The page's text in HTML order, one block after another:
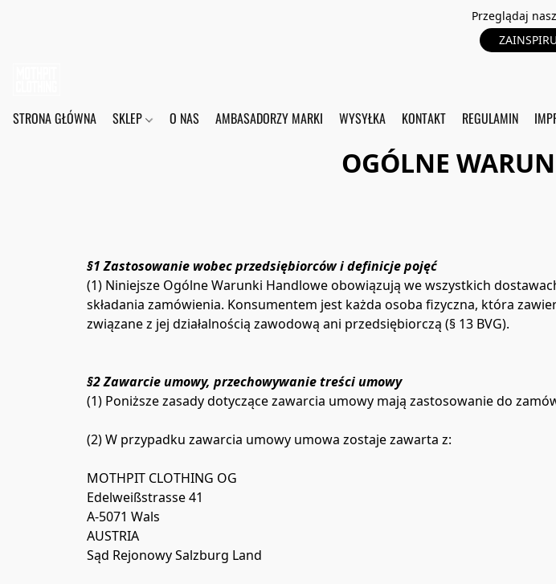
Przeglądaj
STRONA GŁÓWNA SKLEP O NAS AMBASADORZY MARKI WYSYŁKA KONTAKT REGULAMIN
OGÓLNE
§1 Zastosowanie wobec przedsiębiorców i definicje pojęć
(1) Niniejsze Ogólne Warunki Handlowe obowiązują we wszystkich
składania zamówienia. Konsumentem jest każda osoba fizyczna, która
związane z jej działalnością zawodową ani przedsiębiorczą (§ 13 BVG).
§2 Zawarcie umowy, przechowywanie treści umowy
(1) Poniższe zasady dotyczące zawarcia umowy mają zastosowanie do
(2) W przypadku zawarcia umowy umowa zostaje zawarta z:
MOTHPIT CLOTHING OG
Edelweißstrasse 41
A-5071 Wals
AUSTRIA
Sąd Rejonowy Salzburg Land